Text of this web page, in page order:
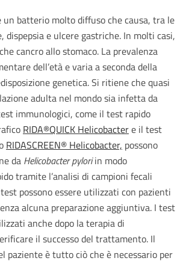
batterio molto diffuso che causa, tra le
dispepsia e ulcere gastriche. In molti casi,
cancro allo stomaco. La prevalenza
dell’età e varia a seconda della
genetica. Si ritiene che quasi
adulta nel mondo sia infetta da
immunologici, come il test rapido
RIDA®QUICK Helicobactere il test
RIDASCREEN® Helicobacter, possono
da Helicobacter pyloriin modo
tramite l’analisi di campioni fecali
possono essere utilizzati con pazienti
alcuna preparazione aggiuntiva. I test
anche dopo la terapia di
il successo del trattamento. Il
paziente è tutto ciò che è necessario per